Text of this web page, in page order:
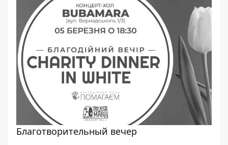
Благотворительный вечер